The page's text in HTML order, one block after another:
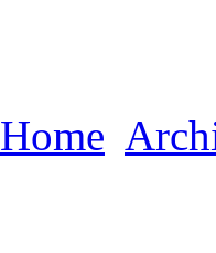
Home